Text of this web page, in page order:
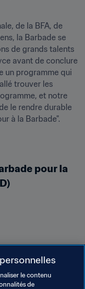
de la BFA, de
la Barbade se
de grands talents
avant de conclure
un programme qui
trouver les
et notre
le rendre durable
à la Barbade".
pour la
en mars 2021
le contenu
de